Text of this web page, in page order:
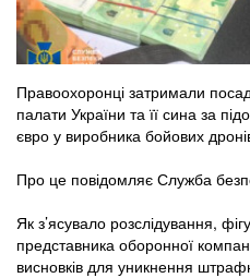
Правоохоронці затримали
палати України та її сина за
євро у виробника бойових
Про це повідомляє Служба
Як з’ясувало розслідування,
представника оборонної
висновків для уникнення